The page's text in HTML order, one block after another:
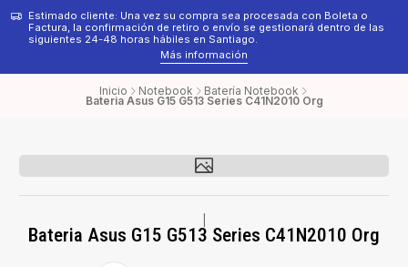
Estimado cliente: Una vez su compra sea procesada con Boleta o
Factura, la confirmación de retiro o envío se gestionará dentro de las
siguientes 24-48 horas hábiles en Santiago.
Más información
Inicio Notebook Batería Notebook
Bateria Asus G15 G513 Series C41N2010 Org
Bateria Asus G15 G513 Series C41N2010 Org